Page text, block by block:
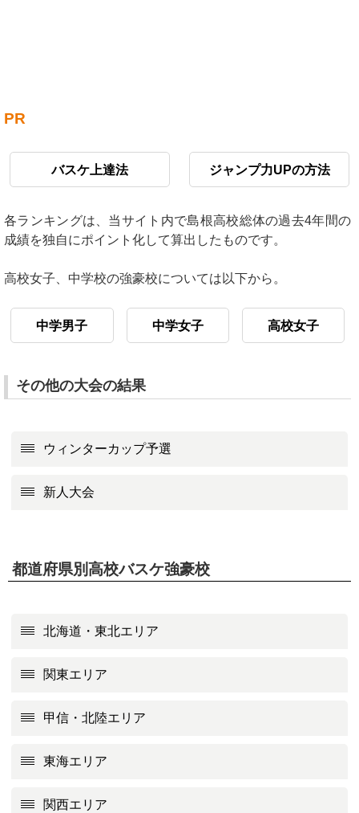
PR
バスケ上達法 ジャンプ力UPの方法
各ランキングは、当サイト内で島根高校総体の過去4年間の
成績を独自にポイント化して算出したものです。
高校女子、中学校の強豪校については以下から。
中学男子 中学女子 高校女子
その他の大会の結果
ウィンターカップ予選
新人大会
都道府県別高校バスケ強豪校
北海道・東北エリア
関東エリア
甲信・北陸エリア
東海エリア
関西エリア